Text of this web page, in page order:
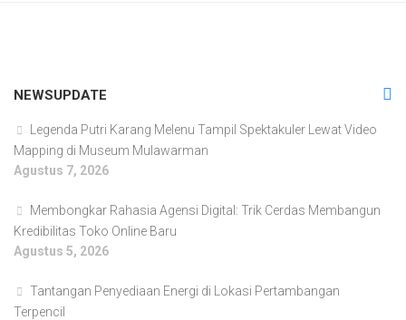
NEWSUPDATE
Legenda Putri Karang Melenu Tampil Spektakuler Lewat Video
Mapping di Museum Mulawarman
Agustus 7, 2026
Membongkar Rahasia Agensi Digital: Trik Cerdas Membangun
Kredibilitas Toko Online Baru
Agustus 5, 2026
Tantangan Penyediaan Energi di Lokasi Pertambangan
Terpencil